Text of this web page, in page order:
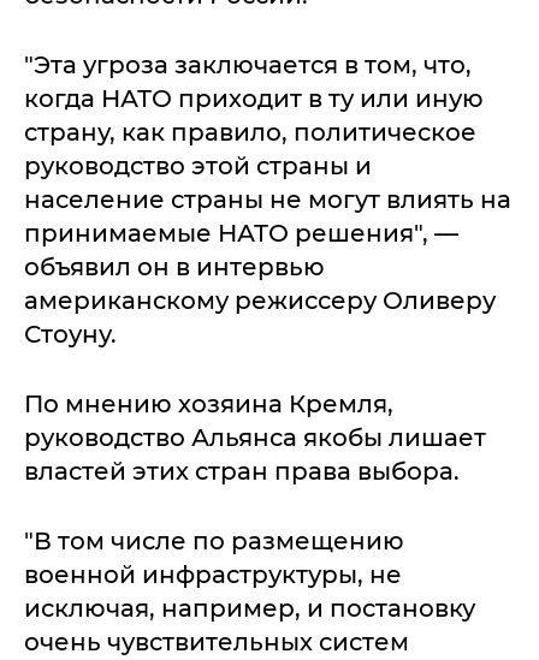
"Эта угроза заключается в том, что,
когда НАТО приходит в ту или иную
страну, как правило, политическое
руководство этой страны и
население страны не могут влиять на
принимаемые НАТО решения", —
объявил он в интервью
американскому режиссеру Оливеру
Стоуну.
По мнению хозяина Кремля,
руководство Альянса якобы лишает
властей этих стран права выбора.
"В том числе по размещению
военной инфраструктуры, не
исключая, например, и постановку
очень чувствительных систем